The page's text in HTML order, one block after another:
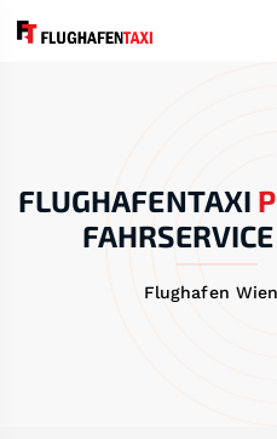
FLUGHAFENTAXI
Flughafen Wien